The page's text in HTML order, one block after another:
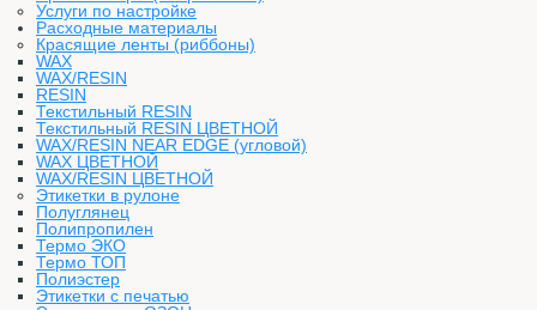
Услуги по настройке
Расходные материалы
Красящие ленты (риббоны)
WAX
WAX/RESIN
RESIN
Текстильный RESIN
Текстильный RESIN ЦВЕТНОЙ
WAX/RESIN NEAR EDGE (угловой)
WAX ЦВЕТНОЙ
WAX/RESIN ЦВЕТНОЙ
Этикетки в рулоне
Полуглянец
Полипропилен
Термо ЭКО
Термо ТОП
Полиэстер
Этикетки с печатью